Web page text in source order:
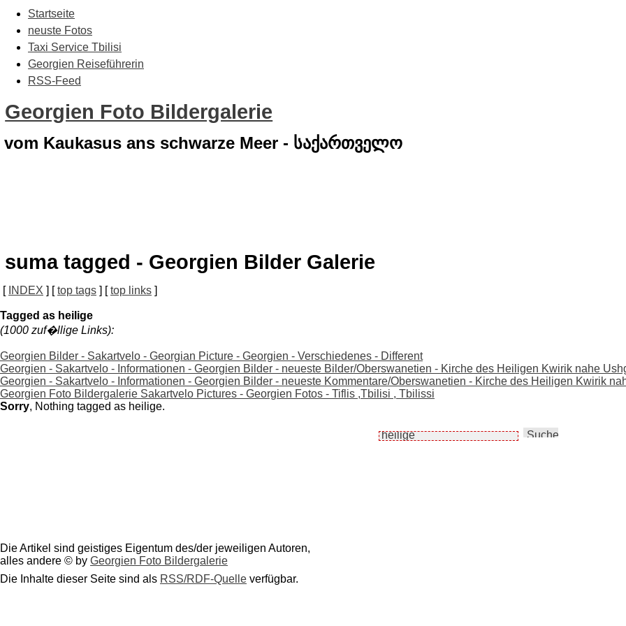
Startseite
neuste Fotos
Taxi Service Tbilisi
Georgien Reiseführerin
RSS-Feed
Georgien Foto Bildergalerie
vom Kaukasus ans schwarze Meer - საქართველო
suma tagged - Georgien Bilder Galerie
[ INDEX ] [top tags ] [top links ]
Tagged as heilige
(1000 zuf�llige Links):
Georgien Bilder - Sakartvelo - Georgian Picture - Georgien - Verschiedenes - Different
Georgien - Sakartvelo - Informationen - Georgien Bilder - neueste Bilder/Oberswanetien - Kirche des Heiligen Kwirik nahe
Georgien - Sakartvelo - Informationen - Georgien Bilder - neueste Kommentare/Oberswanetien - Kirche des Heiligen Kwirik
Georgien Foto Bildergalerie Sakartvelo Pictures - Georgien Fotos - Tiflis ,Tbilisi , Tbilissi
Sorry, Nothing tagged as heilige.
Die Artikel sind geistiges Eigentum des/der jeweiligen Autoren,
alles andere © by Georgien Foto Bildergalerie
Die Inhalte dieser Seite sind als RSS/RDF-Quelle verfügbar.